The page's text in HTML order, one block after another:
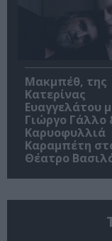
Μακμπέθ, της
Κατερίνας
Ευαγγελάτου
Γιώργο Γάλλο
Καρυοφυλλιά
Καραμπέτη
Θέατρο